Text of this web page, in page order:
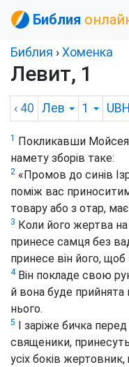
Библия
Библия › Хоменка
Левит, 1
‹ 40 Лев 1 UBH
1
Покликавши
намету зборів таке:
2 «Промов до синів
поміж вас
товару або з отар,
3 Коли його жертва
принесе самця без
принесе він його,
4Він покладе свою
й вона буде
нього.
5
І заріже бичка
священики,
усіх боків